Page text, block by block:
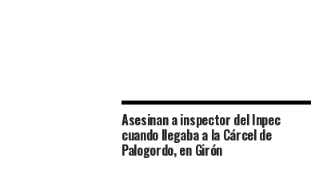
Asesinan a inspector del Inpec
cuando llegaba a la Cárcel de
Palogordo, en Girón